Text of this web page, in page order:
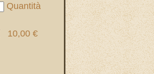
Quantità
10,00 €